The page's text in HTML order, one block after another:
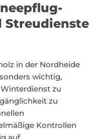
Streudienste
in der Nordheide
wichtig,
zu
zu
Kontrollen